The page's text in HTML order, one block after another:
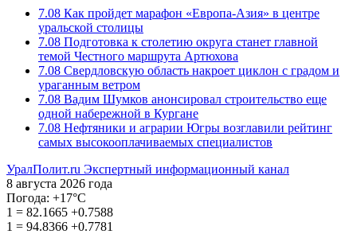
7.08 Как пройдет марафон «Европа-Азия» в центре
уральской столицы
7.08 Подготовка к столетию округа станет главной
темой Честного маршрута Артюхова
7.08 Свердловскую область накроет циклон с градом и
ураганным ветром
7.08 Вадим Шумков анонсировал строительство еще
одной набережной в Кургане
7.08 Нефтяники и аграрии Югры возглавили рейтинг
самых высокооплачиваемых специалистов
УралПолит.ru Экспертный информационный канал
8 августа 2026 года
Погода: +17°С
1 = 82.1665 +0.7588
1 = 94.8366 +0.7781